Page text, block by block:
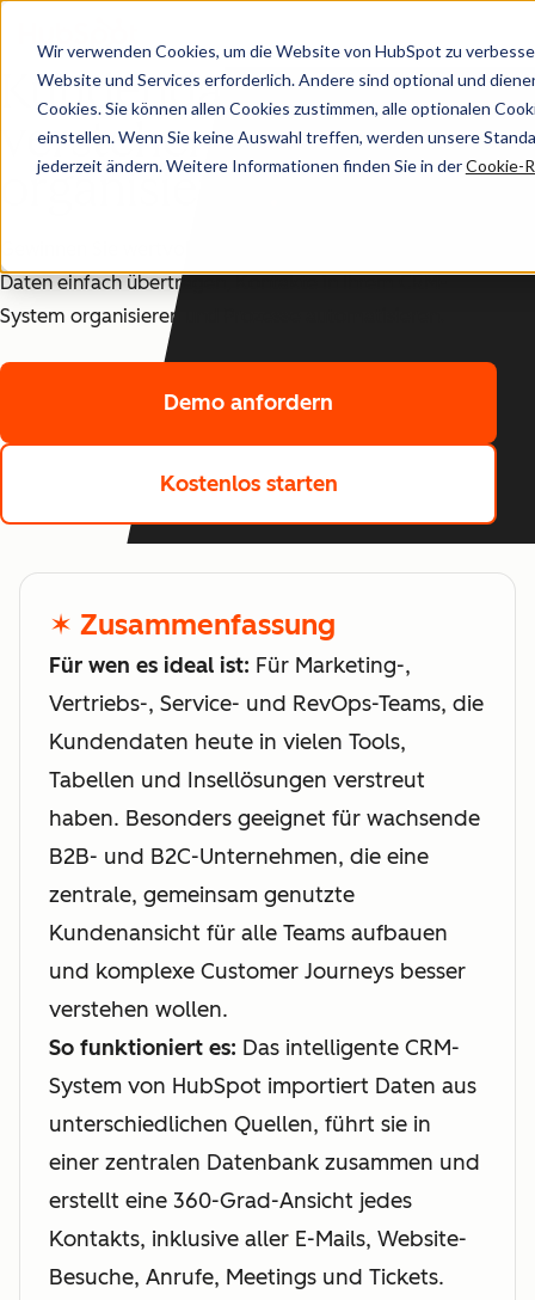
Wir verwenden Cookies, um die Website von HubSpot zu
Website und Services erforderlich. Andere sind optional und
Cookies. Sie können allen Cookies zustimmen, alle optionalen
einstellen. Wenn Sie keine Auswahl treffen, werden unsere
jederzeit ändern. Weitere Informationen finden Sie in derCookie-
CRM
Kundendaten
verstehen und
organisieren
Daten einfach übertragen, Kontakte in Ihrem CRM-
System organisieren und Prozesse automatisieren.
Demo anfordern
Kostenlos starten
✶ Zusammenfassung
Für wen es ideal ist: Für Marketing-,
Vertriebs-, Service- und RevOps-Teams, die
Kundendaten heute in vielen Tools,
Tabellen und Insellösungen verstreut
haben. Besonders geeignet für wachsende
B2B- und B2C-Unternehmen, die eine
zentrale, gemeinsam genutzte
Kundenansicht für alle Teams aufbauen
und komplexe Customer Journeys besser
verstehen wollen.
So funktioniert es: Das intelligente CRM-
System von HubSpot importiert Daten aus
unterschiedlichen Quellen, führt sie in
einer zentralen Datenbank zusammen und
erstellt eine 360-Grad-Ansicht jedes
Kontakts, inklusive aller E-Mails, Website-
Besuche, Anrufe, Meetings und Tickets.